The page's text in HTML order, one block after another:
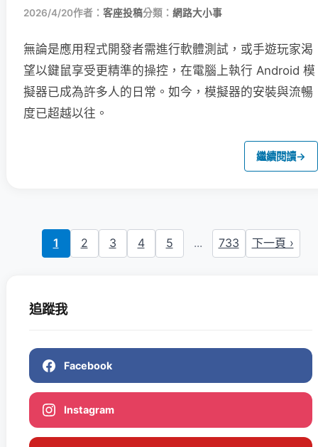
2026/4/20作者： 客座投稿分類： 網路大小事
無論是應用程式開發者需進行軟體測試，或手遊玩家渴
望以鍵鼠享受更精準的操控，在電腦上執行 Android 模
擬器已成為許多人的日常。如今，模擬器的安裝與流暢
度已超越以往。
繼續閱讀→
1 2 3 4 5 ... 733 下一頁 ›
追蹤我
Facebook
Instagram